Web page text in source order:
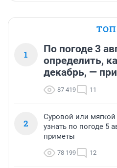
ТОП
1
По погоде 3
определить,
декабрь, —
87 419 11
2
Суровой или
узнать по погоде 5
приметы
78 199 12